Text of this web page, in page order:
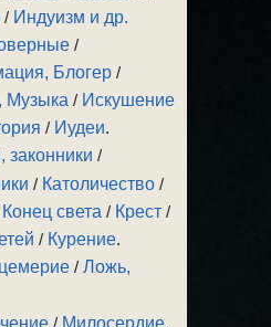
/ Индуизм и др.
/
Блогер /
Музыка / Искушение
/ Иудеи.
законники /
/ Католичество /
Конец света / Крест /
/ Курение.
/Ложь,
/ Милосердие,